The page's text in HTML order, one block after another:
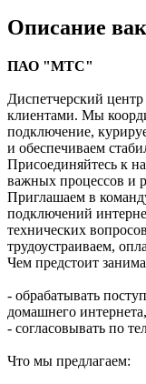
Описание
ПАО "МТС"
Диспетчерский
клиентами. Мы
подключение,
и обеспечиваем
Присоединяйтесь к
важных процессов и
Приглашаем в
подключений
технических
трудоустраиваем,
Чем предстоит
- обрабатывать
домашнего
- согласовывать по
Что мы предлагаем: